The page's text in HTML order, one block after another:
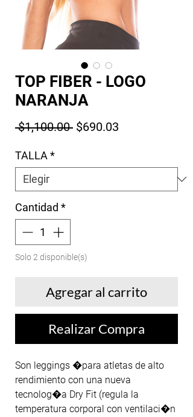
TOP FIBER - LOGO
NARANJA
$1,100.00 Precio
$690.03
TALLA *
Cantidad *
Solo 2 disponible(s)
Agregar al carrito
Realizar Compra
Son leggings �para atletas de alto
rendimiento con una nueva
tecnolog�a Dry Fit (regula la
temperatura corporal con ventilaci�n